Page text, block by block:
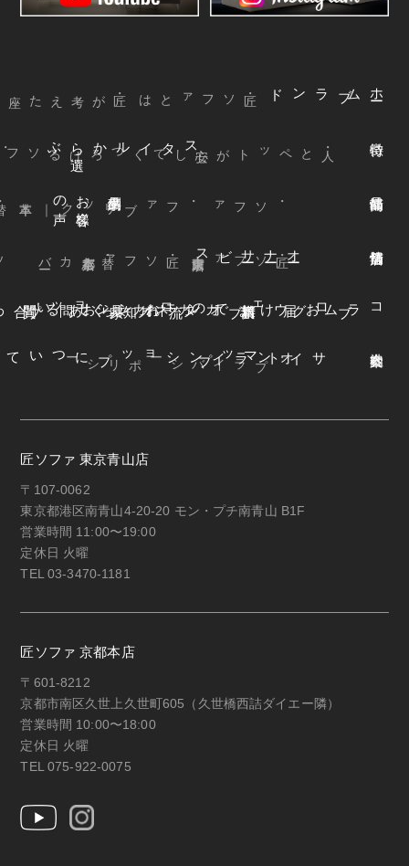
ホー
ム
ブランド
・匠ソファとは
スタイルから
選
ぶ
・ソファ
お客様の
声
オーナーサー
ビス
ー
コラム
ブログ
お届けまでの流れ
ウェブカタログ
オンラインショップ お知らせ
オンラインショップについて
匠ソファ 東京青山店
〒107-0062
東京都港区南青山4-20-20 モン・プチ南青山 B1F
営業時間 11:00〜19:00
定休日 火曜
TEL 03-3470-1181
匠ソファ 京都本店
〒601-8212
京都市南区久世上久世町605（久世橋西詰ダイエー隣）
営業時間 10:00〜18:00
定休日 火曜
TEL 075-922-0075